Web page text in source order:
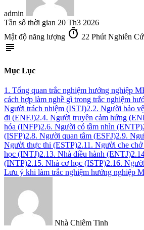
admin
Tần số thời gian 20 Th3 2026
Mật độ năng lượng timer 22 Phút Nghiên
subject
Mục Lục
1. Tổng quan trắc nghiệm hướng nghiệp
cách hợp làm nghề gì trong trắc nghiệm
Người trách nhiệm (ISTJ)2.2. Người bảo
đi (ENFJ)2.4. Người truyền cảm hứng
hóa (INFP)2.6. Người có tầm nhìn (ENTP)
(ISFP)2.8. Người quan tâm (ESFJ)2.9.
Người thực thi (ESTP)2.11. Người che
học (INTJ)2.13. Nhà điều hành (ENTJ)
(INTP)2.15. Nhà cơ học (ISTP)2.16.
Lưu ý khi làm trắc nghiệm hướng nghiệp
Nhà Chiêm Tinh